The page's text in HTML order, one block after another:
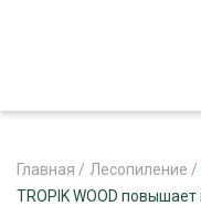
Главная / Лесопиление /
TROPIK WOOD